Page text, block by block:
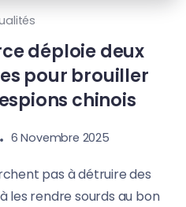
déploie deux
pour brouiller
chinois
6 Novembre 2025
pas à détruire des
les rendre sourds au bon